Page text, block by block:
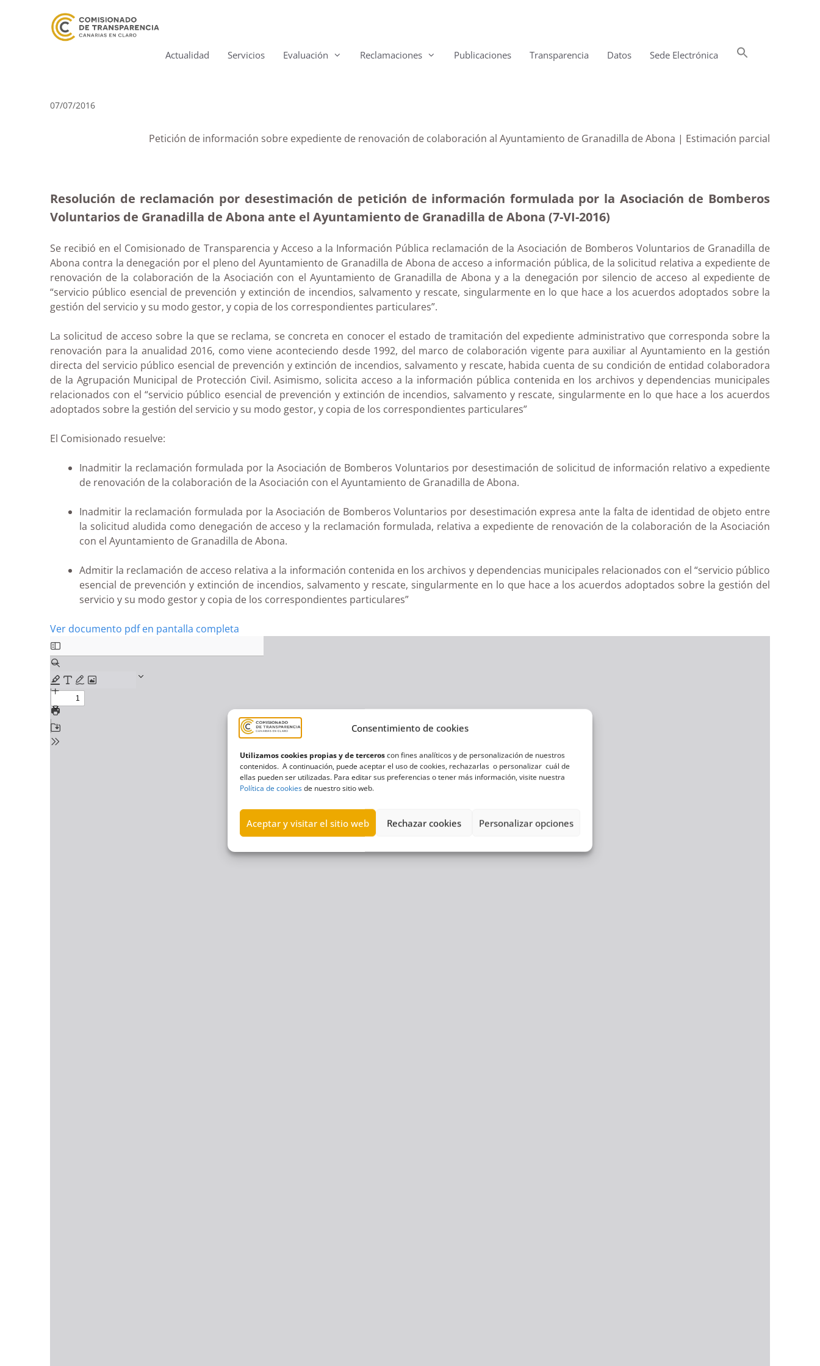
Consentimiento de cookies
Utilizamos cookies propias y de terceroscon fines analíticos y de personalización de nuestros
contenidos. A continuación, puede aceptar el uso de cookies, rechazarlas o personalizar cuál de
ellas pueden ser utilizadas. Para editar sus preferencias o tener más información, visite nuestra
Política de cookiesde nuestro sitio web.
Aceptar y visitar el sitio web Rechazar cookies Personalizar opciones
Actualidad Servicios Evaluación Reclamaciones Publicaciones Transparencia Datos Sede Electrónica
07/07/2016
Petición de información sobre expediente de renovación de colaboración al Ayuntamiento de Granadilla de Abona | Estimación parcial
Resolución de reclamación por desestimación de petición de información formulada por la Asociación de Bomberos
Voluntarios de Granadilla de Abona ante el Ayuntamiento de Granadilla de Abona (7-VI-2016)
Se recibió en el Comisionado de Transparencia y Acceso a la Información Pública reclamación de la Asociación de Bomberos Voluntarios de Granadilla de
Abona contra la denegación por el pleno del Ayuntamiento de Granadilla de Abona de acceso a información pública, de la solicitud relativa a expediente de
renovación de la colaboración de la Asociación con el Ayuntamiento de Granadilla de Abona y a la denegación por silencio de acceso al expediente de
“servicio público esencial de prevención y extinción de incendios, salvamento y rescate, singularmente en lo que hace a los acuerdos adoptados sobre la
gestión del servicio y su modo gestor, y copia de los correspondientes particulares”.
La solicitud de acceso sobre la que se reclama, se concreta en conocer el estado de tramitación del expediente administrativo que corresponda sobre la
renovación para la anualidad 2016, como viene aconteciendo desde 1992, del marco de colaboración vigente para auxiliar al Ayuntamiento en la gestión
directa del servicio público esencial de prevención y extinción de incendios, salvamento y rescate, habida cuenta de su condición de entidad colaboradora
de la Agrupación Municipal de Protección Civil. Asimismo, solicita acceso a la información pública contenida en los archivos y dependencias municipales
relacionados con el “servicio público esencial de prevención y extinción de incendios, salvamento y rescate, singularmente en lo que hace a los acuerdos
adoptados sobre la gestión del servicio y su modo gestor, y copia de los correspondientes particulares”
El Comisionado resuelve:
Inadmitir la reclamación formulada por la Asociación de Bomberos Voluntarios por desestimación de solicitud de información relativo a expediente
de renovación de la colaboración de la Asociación con el Ayuntamiento de Granadilla de Abona.
Inadmitir la reclamación formulada por la Asociación de Bomberos Voluntarios por desestimación expresa ante la falta de identidad de objeto entre
la solicitud aludida como denegación de acceso y la reclamación formulada, relativa a expediente de renovación de la colaboración de la Asociación
con el Ayuntamiento de Granadilla de Abona.
Admitir la reclamación de acceso relativa a la información contenida en los archivos y dependencias municipales relacionados con el “servicio público
esencial de prevención y extinción de incendios, salvamento y rescate, singularmente en lo que hace a los acuerdos adoptados sobre la gestión del
servicio y su modo gestor y copia de los correspondientes particulares”
Ver documento pdf en pantalla completa